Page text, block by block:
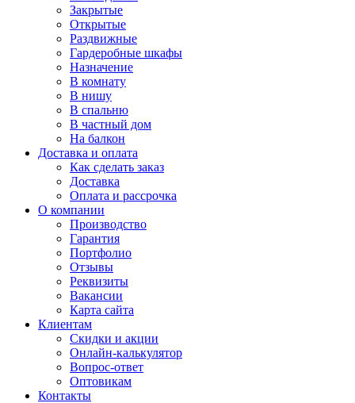
Закрытые
Открытые
Раздвижные
Гардеробные шкафы
Назначение
В комнату
В нишу
В спальню
В частный дом
На балкон
Доставка и оплата
Как сделать заказ
Доставка
Оплата и рассрочка
О компании
Производство
Гарантия
Портфолио
Отзывы
Реквизиты
Вакансии
Карта сайта
Клиентам
Скидки и акции
Онлайн-калькулятор
Вопрос-ответ
Оптовикам
Контакты